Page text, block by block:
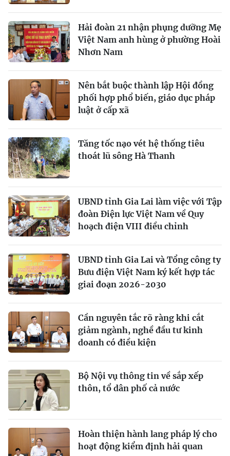
Hải đoàn 21 nhận phụng dưỡng Mẹ
Việt Nam anh hùng ở phường Hoài
Nhơn Nam
Nên bắt buộc thành lập Hội đồng
phối hợp phổ biến, giáo dục pháp
luật ở cấp xã
Tăng tốc nạo vét hệ thống tiêu
thoát lũ sông Hà Thanh
UBND tỉnh Gia Lai làm việc với Tập
đoàn Điện lực Việt Nam về Quy
hoạch điện VIII điều chỉnh
UBND tỉnh Gia Lai và Tổng công ty
Bưu điện Việt Nam ký kết hợp tác
giai đoạn 2026-2030
Cần nguyên tắc rõ ràng khi cắt
giảm ngành, nghề đầu tư kinh
doanh có điều kiện
Bộ Nội vụ thông tin về sắp xếp
thôn, tổ dân phố cả nước
Hoàn thiện hành lang pháp lý cho
hoạt động kiểm định hải quan